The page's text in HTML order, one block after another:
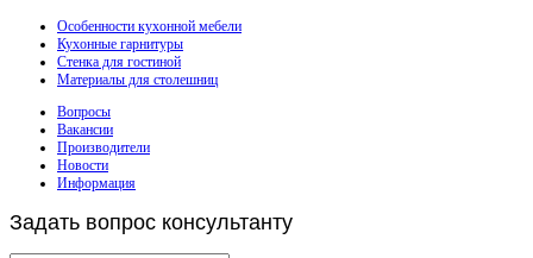
Особенности кухонной мебели
Кухонные гарнитуры
Стенка для гостиной
Материалы для столешниц
Вопросы
Вакансии
Производители
Новости
Информация
Задать вопрос консультанту